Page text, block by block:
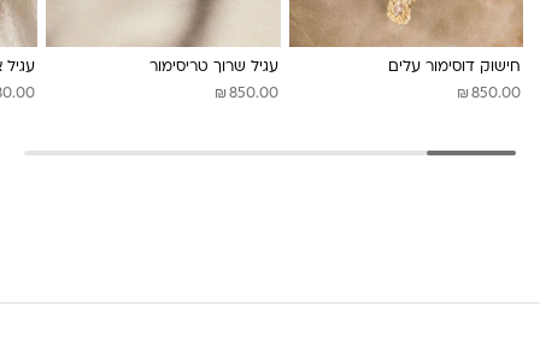
חישוק דוסימור עלים
₪ 850.00
עגיל שרוך טריסימור
₪ 850.00
עגיל